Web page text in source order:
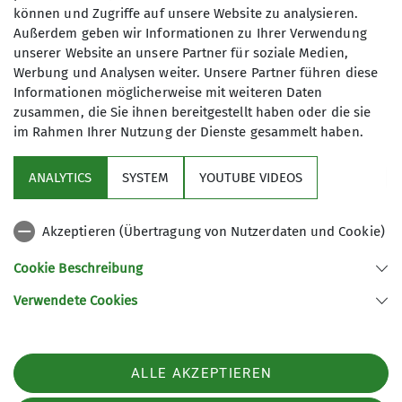
7
wichtige Infos
Partner
83317 Teisendorf
Telefon +4986666177
können und Zugriffe auf unsere Website zu analysieren.
Außerdem geben wir Informationen zu Ihrer Verwendung
unserer Website an unsere Partner für soziale Medien,
Werbung und Analysen weiter. Unsere Partner führen diese
Informationen möglicherweise mit weiteren Daten
zusammen, die Sie ihnen bereitgestellt haben oder die sie
im Rahmen Ihrer Nutzung der Dienste gesammelt haben.
ANALYTICS SYSTEM YOUTUBE VIDEOS
Akzeptieren (Übertragung von Nutzerdaten und Cookie)
Cookie Beschreibung
Verwendete Cookies
ALLE AKZEPTIEREN